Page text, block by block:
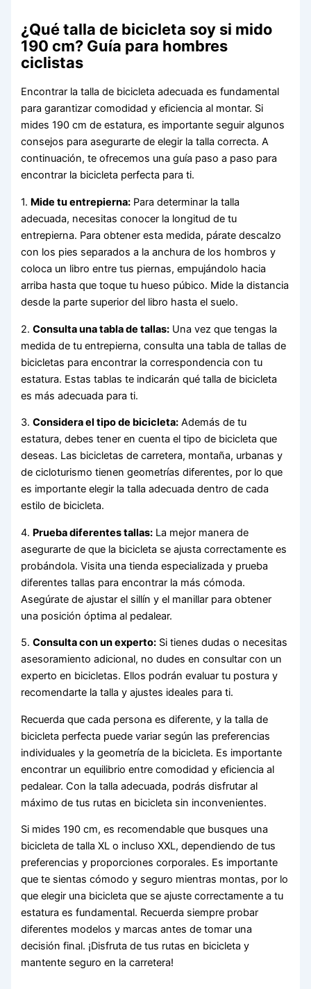
¿Qué talla de bicicleta soy si mido
190 cm? Guía para hombres
ciclistas
Encontrar la talla de bicicleta adecuada es fundamental
para garantizar comodidad y eficiencia al montar. Si
mides 190 cm de estatura, es importante seguir algunos
consejos para asegurarte de elegir la talla correcta. A
continuación, te ofrecemos una guía paso a paso para
encontrar la bicicleta perfecta para ti.
1. Mide tu entrepierna: Para determinar la talla
adecuada, necesitas conocer la longitud de tu
entrepierna. Para obtener esta medida, párate descalzo
con los pies separados a la anchura de los hombros y
coloca un libro entre tus piernas, empujándolo hacia
arriba hasta que toque tu hueso púbico. Mide la distancia
desde la parte superior del libro hasta el suelo.
2.Consulta una tabla de tallas: Una vez que tengas la
medida de tu entrepierna, consulta una tabla de tallas de
bicicletas para encontrar la correspondencia con tu
estatura. Estas tablas te indicarán qué talla de bicicleta
es más adecuada para ti.
3.Considera el tipo de bicicleta: Además de tu
estatura, debes tener en cuenta el tipo de bicicleta que
deseas. Las bicicletas de carretera, montaña, urbanas y
de cicloturismo tienen geometrías diferentes, por lo que
es importante elegir la talla adecuada dentro de cada
estilo de bicicleta.
4. Prueba diferentes tallas: La mejor manera de
asegurarte de que la bicicleta se ajusta correctamente es
probándola. Visita una tienda especializada y prueba
diferentes tallas para encontrar la más cómoda.
Asegúrate de ajustar el sillín y el manillar para obtener
una posición óptima al pedalear.
5.Consulta con un experto: Si tienes dudas o necesitas
asesoramiento adicional, no dudes en consultar con un
experto en bicicletas. Ellos podrán evaluar tu postura y
recomendarte la talla y ajustes ideales para ti.
Recuerda que cada persona es diferente, y la talla de
bicicleta perfecta puede variar según las preferencias
individuales y la geometría de la bicicleta. Es importante
encontrar un equilibrio entre comodidad y eficiencia al
pedalear. Con la talla adecuada, podrás disfrutar al
máximo de tus rutas en bicicleta sin inconvenientes.
Si mides 190 cm, es recomendable que busques una
bicicleta de talla XL o incluso XXL, dependiendo de tus
preferencias y proporciones corporales. Es importante
que te sientas cómodo y seguro mientras montas, por lo
que elegir una bicicleta que se ajuste correctamente a tu
estatura es fundamental. Recuerda siempre probar
diferentes modelos y marcas antes de tomar una
decisión final. ¡Disfruta de tus rutas en bicicleta y
mantente seguro en la carretera!